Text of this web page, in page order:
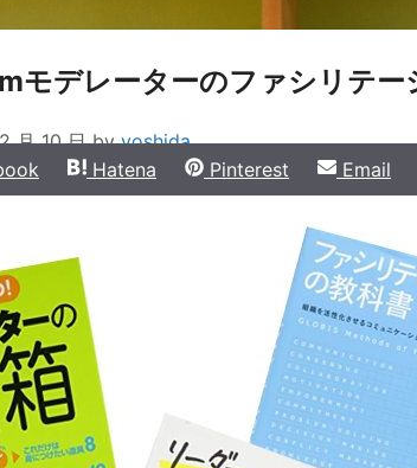
モデレーターのファシリテー
月 10 日 byyoshida
Share
on
Hatena
Share
on
Pinterest
Share
on
Email